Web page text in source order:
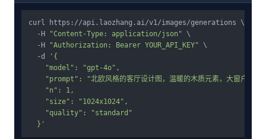
curl https://api.laozhang.ai/v1/images/generations \
  -H
"Content-Type: application/json" \
  -H
"Authorization: Bearer YOUR_API_KEY" \
  -d
'{
    "model": "gpt-4o",
"prompt": "北欧风格的客厅设计图，温暖的木质元素，大窗户，极
    "n": 1,
    "size": "1024x1024",
    "quality": "standard"
  }'